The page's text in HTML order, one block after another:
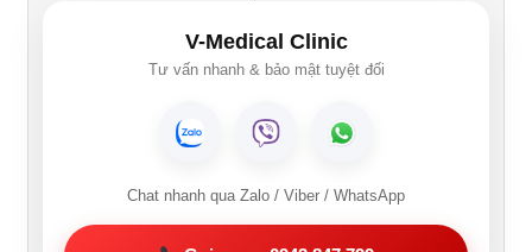
V-Medical Clinic
Tư vấn nhanh & bảo mật tuyệt đối
Chat nhanh qua Zalo / Viber / WhatsApp